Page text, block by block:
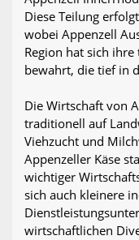
Diese Teilung
wobei Appenzell
Region hat sich
bewahrt, die tief in
Die Wirtschaft von
traditionell auf
Viehzucht und
Appenzeller Käse
wichtiger
sich auch kleinere
wirtschaftlichen